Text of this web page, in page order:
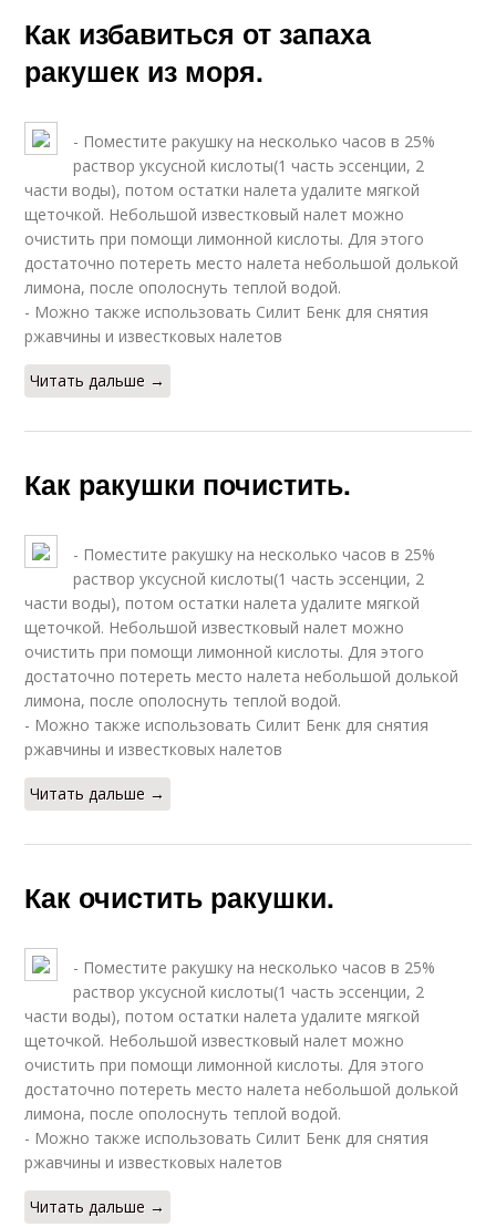
Как избавиться от запаха
ракушек из моря.
- Поместите ракушку на несколько часов в 25%
раствор уксусной кислоты(1 часть эссенции, 2
части воды), потом остатки налета удалите мягкой
щеточкой. Небольшой известковый налет можно
очистить при помощи лимонной кислоты. Для этого
достаточно потереть место налета небольшой долькой
лимона, после ополоснуть теплой водой.
- Можно также использовать Силит Бенк для снятия
ржавчины и известковых налетов
Читать дальше →
Как ракушки почистить.
- Поместите ракушку на несколько часов в 25%
раствор уксусной кислоты(1 часть эссенции, 2
части воды), потом остатки налета удалите мягкой
щеточкой. Небольшой известковый налет можно
очистить при помощи лимонной кислоты. Для этого
достаточно потереть место налета небольшой долькой
лимона, после ополоснуть теплой водой.
- Можно также использовать Силит Бенк для снятия
ржавчины и известковых налетов
Читать дальше →
Как очистить ракушки.
- Поместите ракушку на несколько часов в 25%
раствор уксусной кислоты(1 часть эссенции, 2
части воды), потом остатки налета удалите мягкой
щеточкой. Небольшой известковый налет можно
очистить при помощи лимонной кислоты. Для этого
достаточно потереть место налета небольшой долькой
лимона, после ополоснуть теплой водой.
- Можно также использовать Силит Бенк для снятия
ржавчины и известковых налетов
Читать дальше →